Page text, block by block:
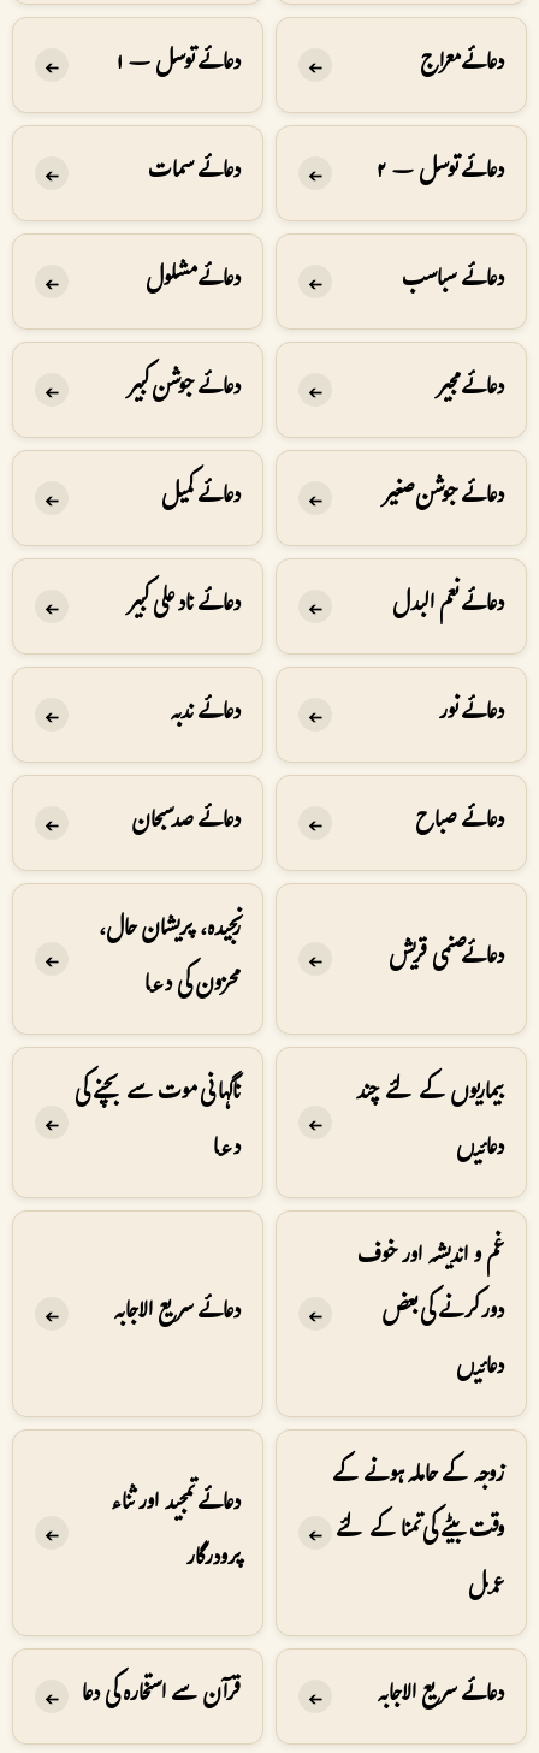
دعائے معراج ➔ دعائے توسل – ۱ ➔
دعائے توسل – ۲ ➔ دعائے سمات ➔
دعائے سباسب ➔ دعائے مشلول ➔
دعائے مجیر ➔ دعائے جوشن کبیر ➔
دعائے جوشن صغیر ➔ دعائے کمیل ➔
دعائے نعم البدل ➔ دعائے ناد علی کبیر ➔
دعائے نور ➔ دعائے ندبہ ➔
دعائے صباح ➔ دعائے صد سبحان ➔
دعائے صنمی قریش ➔
رنجیدہ، پریشان حال،
محزون كی دعا
➔
بیماریوں کے لئے چند
دعائیں
➔
ناگہانی موت سے بچنے کی
دعا
➔
غم و اندیشہ اور خوف
دور کرنے کی بعض
دعائیں
➔ دعائے سریع الاجابہ ➔
زوجہ کے حاملہ ہونے کے
وقت بیٹے کی تمنا کے لئے
عمل
➔
دعائے تمجید اور ثناء
پرودرگار
➔
دعائے سریع الاجابہ ➔ قرآن سے استخارہ کی دعا ➔